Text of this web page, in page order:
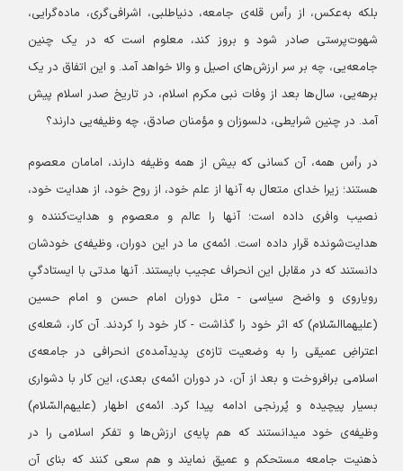
بلکه به‌عکس، از رأس قله‌ی جامعه، دنیاطلبی، اشرافی‌گری، ماده‌گرایی،
شهوت‌پرستی صادر شود و بروز کند، معلوم است که در یک چنین
جامعه‌یی، چه بر سر ارزش‌های اصیل و والا خواهد آمد. و این اتفاق در یک
برهه‌یی، سال‌ها بعد از وفات نبی مکرم اسلام، در تاریخ صدر اسلام پیش
آمد. در چنین شرایطی، دلسوزان و مؤمنان صادق، چه وظیفه‌یی دارند؟
در رأس همه، آن کسانی که بیش از همه وظیفه دارند، امامان معصوم
هستند؛ زیرا خدای متعال به آنها از علم خود، از روح خود، از هدایت خود،
نصیب وافری داده است؛ آنها را عالم و معصوم و هدایت‌کننده و
هدایت‌شونده قرار داده است. ائمه‌ی ما در این دوران، وظیفه‌ی خودشان
دانستند که در مقابل این انحراف عجیب بایستند. آنها مدتی با ایستادگیِ
رویاروی و واضح سیاسی - مثل دوران امام حسن و امام حسین
(علیهماالسّلام) که اثر خود را گذاشت - کار خود را کردند. آن کار، شعله‌ی
اعتراضِ عمیقی را به وضعیت تازه‌ی پدیدآمده‌ی انحرافی در جامعه‌ی
اسلامی برافروخت و بعد از آن، در دوران ائمه‌ی بعدی، این کار با دشواری
بسیار پیچیده و پُررنجی ادامه پیدا کرد. ائمه‌ی اطهار (علیهم‌السّلام)
وظیفه‌ی خود میدانستند که هم پایه‌ی ارزش‌ها و تفکر اسلامی را در
ذهنیت جامعه مستحکم و عمیق نمایند و هم سعی کنند که بنای آن